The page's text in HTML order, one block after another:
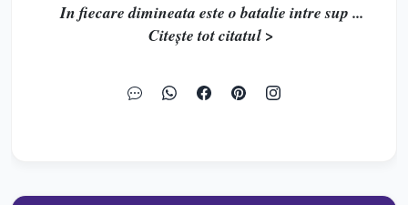
In fiecare dimineata este o batalie intre sup ...
Citește tot citatul >